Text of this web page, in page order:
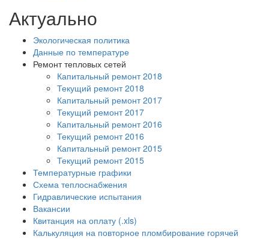
Актуально
Экологическая политика
Данные по температуре
Ремонт тепловых сетей
Капитальный ремонт 2018
Текущий ремонт 2018
Капитальный ремонт 2017
Текущий ремонт 2017
Капитальный ремонт 2016
Текущий ремонт 2016
Капитальный ремонт 2015
Текущий ремонт 2015
Температурные графики
Схема теплоснабжения
Гидравлические испытания
Вакансии
Квитанция на оплату (.xls)
Калькуляция на повторное пломбирование горячей